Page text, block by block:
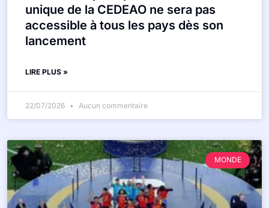
unique de la CEDEAO ne sera pas
accessible à tous les pays dès son
lancement
LIRE PLUS »
22/07/2026 Aucun commentaire
MONDE